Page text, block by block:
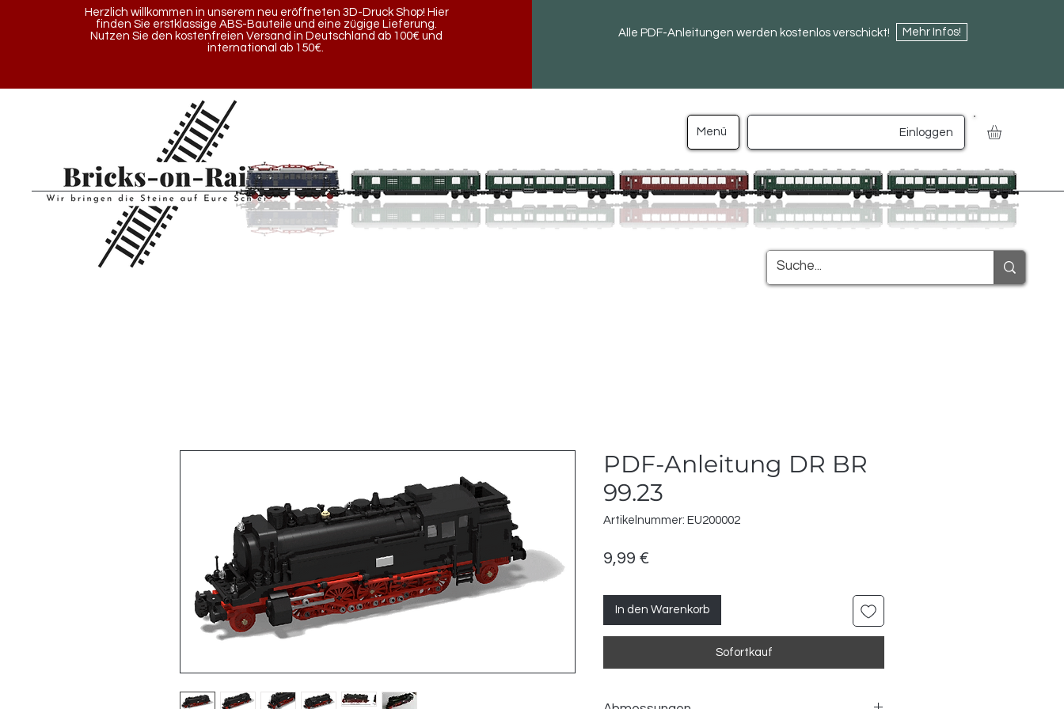
Herzlich willkommen in unserem neu eröffneten 3D-Druck Shop! Hier
finden Sie erstklassige ABS-Bauteile und eine zügige Lieferung.
Nutzen Sie den kostenfreien Versand in Deutschland ab 100€ und
international ab 150€.
Alle PDF-Anleitungen werden kostenlos verschickt! Mehr Infos!
Menü Einloggen
PDF-Anleitung DR BR
99.23
Artikelnummer: EU200002
9,99 €
In den Warenkorb
Sofortkauf